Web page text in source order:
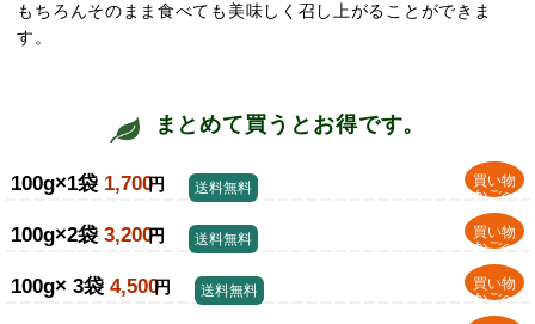
もちろんそのまま食べても美味しく召し上がることができま
す。
まとめて買うとお得です。
100g×1袋 1,700円
買い物
かごへ
送料無料
100g×2袋 3,200円
買い物
かごへ
送料無料
100g× 3袋 4,500円
買い物
かごへ
送料無料